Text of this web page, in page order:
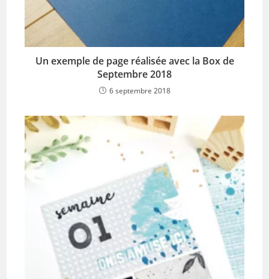
Un exemple de page réalisée avec la Box de
Septembre 2018
6 septembre 2018